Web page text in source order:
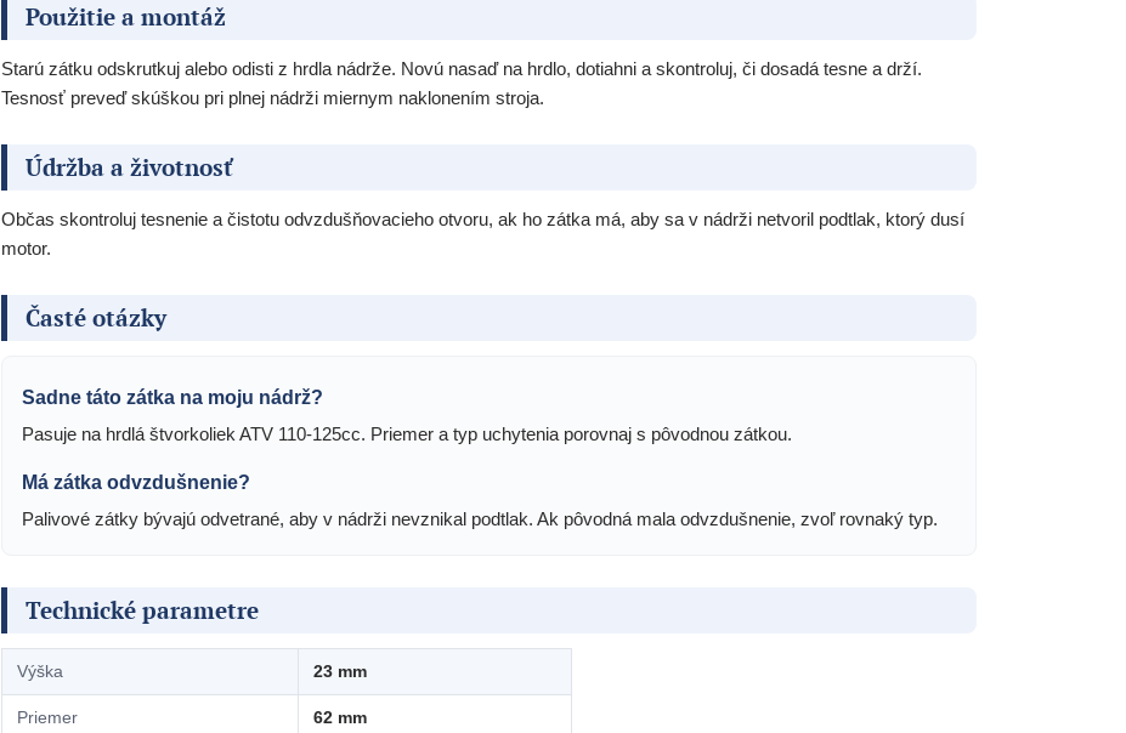
Použitie a montáž
Starú zátku odskrutkuj alebo odisti z hrdla nádrže. Novú nasaď na hrdlo, dotiahni a skontroluj, či dosadá tesne a drží.
Tesnosť preveď skúškou pri plnej nádrži miernym naklonením stroja.
Údržba a životnosť
Občas skontroluj tesnenie a čistotu odvzdušňovacieho otvoru, ak ho zátka má, aby sa v nádrži netvoril podtlak, ktorý dusí
motor.
Časté otázky
Sadne táto zátka na moju nádrž?
Pasuje na hrdlá štvorkoliek ATV 110-125cc. Priemer a typ uchytenia porovnaj s pôvodnou zátkou.
Má zátka odvzdušnenie?
Palivové zátky bývajú odvetrané, aby v nádrži nevznikal podtlak. Ak pôvodná mala odvzdušnenie, zvoľ rovnaký typ.
Technické parametre
Výška 23 mm
Priemer 62 mm